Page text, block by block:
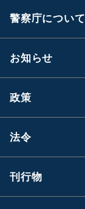
警察庁について
お知らせ
政策
法令
刊行物